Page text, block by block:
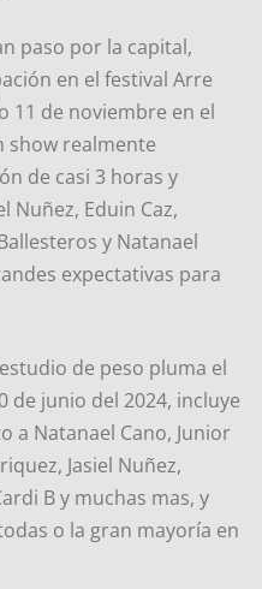
paso por la capital,
en el festival Arre
11 de noviembre en el
show realmente
de casi 3 horas y
Nuñez, Eduin Caz,
y Natanael
expectativas para
de peso pluma el
de junio del 2024, incluye
a Natanael Cano, Junior
Jasiel Nuñez,
B y muchas mas, y
o la gran mayoría en